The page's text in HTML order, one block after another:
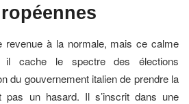
revenue à la normale, mais ce calme
il cache le spectre des élections
du gouvernement italien de prendre la
pas un hasard. Il s’inscrit dans une